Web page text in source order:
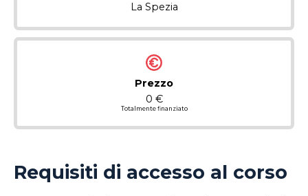
La Spezia
Prezzo
0 €
Totalmente finanziato
Requisiti di accesso al corso